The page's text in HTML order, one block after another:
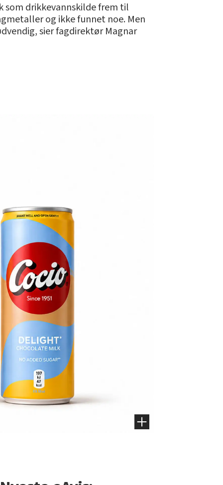
som drikkevannskilde frem til
og ikke funnet noe. Men
sier fagdirektør Magnar